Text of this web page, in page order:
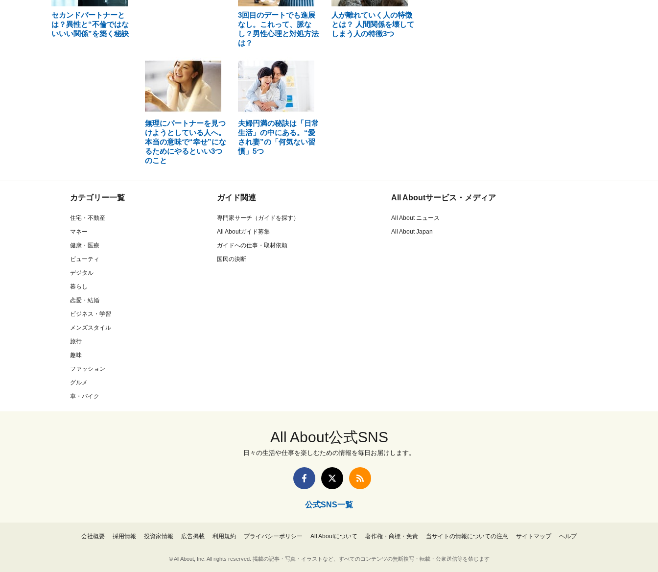
セカンドパートナーと
は？異性と“不倫ではな
いいい関係”を築く秘訣
3回目のデートでも進展
なし。これって、脈な
し？男性心理と対処方法
は？
人が離れていく人の特徴
とは？ 人間関係を壊して
しまう人の特徴3つ
無理にパートナーを見つ
けようとしている人へ。
本当の意味で“幸せ”にな
るためにやるといい3つ
のこと
夫婦円満の秘訣は「日常
生活」の中にある。“愛
され妻”の「何気ない習
慣」5つ
カテゴリー一覧
住宅・不動産
マネー
健康・医療
ビューティ
デジタル
暮らし
恋愛・結婚
ビジネス・学習
メンズスタイル
旅行
趣味
ファッション
グルメ
車・バイク
ガイド関連
専門家サーチ（ガイドを探す）
All Aboutガイド募集
ガイドへの仕事・取材依頼
国民の決断
All Aboutサービス・メディア
All About ニュース
All About Japan
All About公式SNS
日々の生活や仕事を楽しむための情報を毎日お届けします。
公式SNS一覧
会社概要 採用情報 投資家情報 広告掲載 利用規約 プライバシーポリシー All Aboutについて 著作権・商標・免責 当サイトの情報についての注意 サイトマップ ヘルプ
© All About, Inc. All rights reserved. 掲載の記事・写真・イラストなど、すべてのコンテンツの無断複写・転載・公衆送信等を禁じます